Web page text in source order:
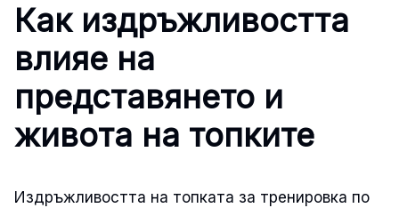
Как издръжливостта
влияе на
представянето и
живота на топките
Издръжливостта на топката за тренировка по